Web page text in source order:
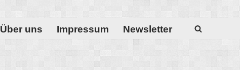
Über uns Impressum Newsletter